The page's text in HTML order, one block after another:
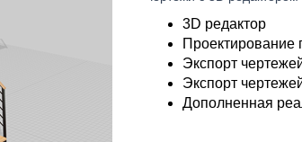
3D редактор
Проектирование
Экспорт
Экспорт
Дополненная